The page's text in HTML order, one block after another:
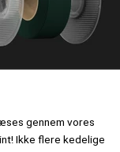
gennem vores
Ikke flere kedelige